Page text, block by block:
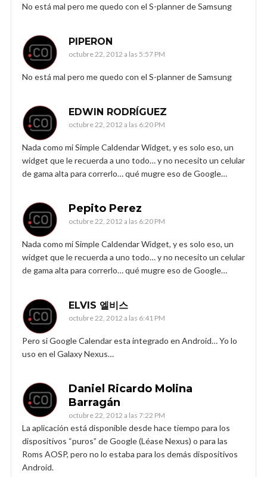
No está mal pero me quedo con el S-planner de Samsung
PIPERON
octubre 22, 2012 a las 5:57 PM
No está mal pero me quedo con el S-planner de Samsung
EDWIN RODRÍGUEZ
octubre 22, 2012 a las 6:20 PM
Nada como mi Simple Caldendar Widget, y es solo eso, un
widget que le recuerda a uno todo… y no necesito un celular
de gama alta para correrlo… qué mugre eso de Google…
Pepito Perez
octubre 22, 2012 a las 6:20 PM
Nada como mi Simple Caldendar Widget, y es solo eso, un
widget que le recuerda a uno todo… y no necesito un celular
de gama alta para correrlo… qué mugre eso de Google…
ELVIS 엘비스
octubre 22, 2012 a las 6:41 PM
Pero si Google Calendar esta integrado en Android… Yo lo
uso en el Galaxy Nexus…
Daniel Ricardo Molina
Barragán
octubre 22, 2012 a las 7:22 PM
La aplicación está disponible desde hace tiempo para los
dispositivos “puros” de Google (Léase Nexus) o para las
Roms AOSP, pero no lo estaba para los demás dispositivos
Android.